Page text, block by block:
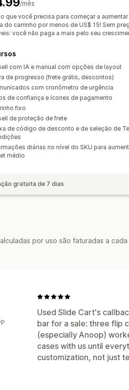
Produtos
Resgate de
Brindes Descontos em
Observações
Upsell com um clique
Em vários idiomas
Análises
Taxas de cliques Taxas
/mês
que você precisa para começar a aumentar
do carrinho por menos de US$ 15! Sem
você não paga a mais pelo seu
com IA e manual com opções de layout
de progresso (frete grátis, descontos)
com cronômetro de urgência
de confiança e ícones de pagamento
fixo
de proteção de frete
de código de desconto e de seleção de
diárias no nível do SKU para
médio
gratuita de 7 dias
por uso são faturadas a cada
Used Slide Cart's
bar for a sale: three flip
(especially Anoop)
cases with us until
customization, not just